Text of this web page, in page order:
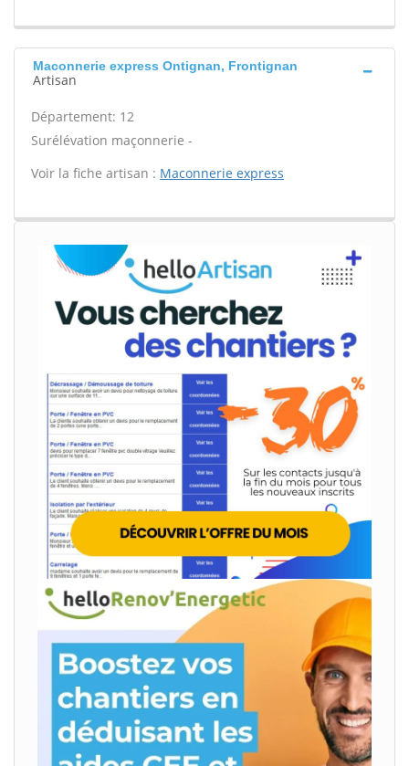
Maconnerie express Ontignan, Frontignan
Artisan
Département: 12
Surélévation maçonnerie -
Voir la fiche artisan : Maconnerie express